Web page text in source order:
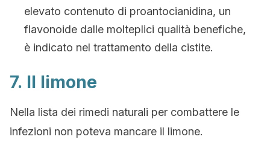
elevato contenuto di proantocianidina, un
flavonoide dalle molteplici qualità benefiche,
è indicato nel trattamento della cistite.
7. Il limone
Nella lista dei rimedi naturali per combattere le
infezioni non poteva mancare il limone.